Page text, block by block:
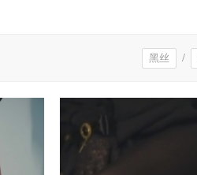
/
黑丝